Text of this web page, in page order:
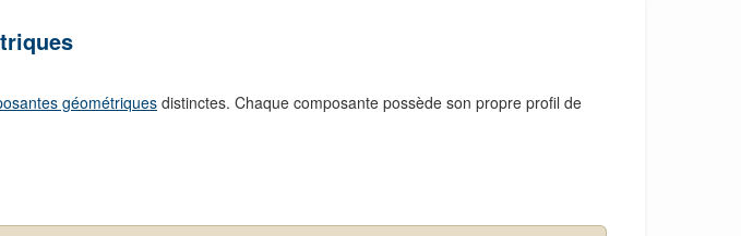
géométriques distinctes. Chaque composante possède son propre profil de